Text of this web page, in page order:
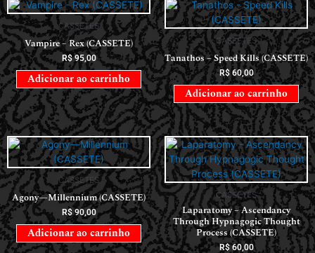
CASSETES
Vampire – Rex (CASSETE)
R$95,00
Adicionar ao carrinho
CASSETES
Tanathos – Speed Kills (CASSETE)
R$60,00
Adicionar ao carrinho
CASSETES
Agony—Millennium (CASSETE)
R$90,00
Adicionar ao carrinho
CASSETES
Laparatomy – Ascendancy
Through Hypnagogic Thought
Process (CASSETE)
R$60,00